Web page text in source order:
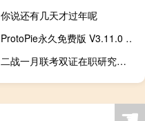
你说还有几天才过年呢
ProtoPie永久免费版 V3.11.0 中文免激活码版（ProtoPie永久免费版 V3.11.0 中文免激活码版功能简介）
二战一月联考双证在职研究生应该注意哪些方面